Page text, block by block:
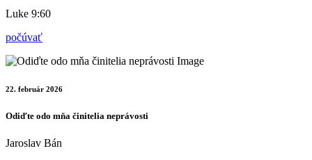
Luke 9:60
počúvať
22. február 2026
Odiďte odo mňa činitelia neprávosti
Jaroslav Bán